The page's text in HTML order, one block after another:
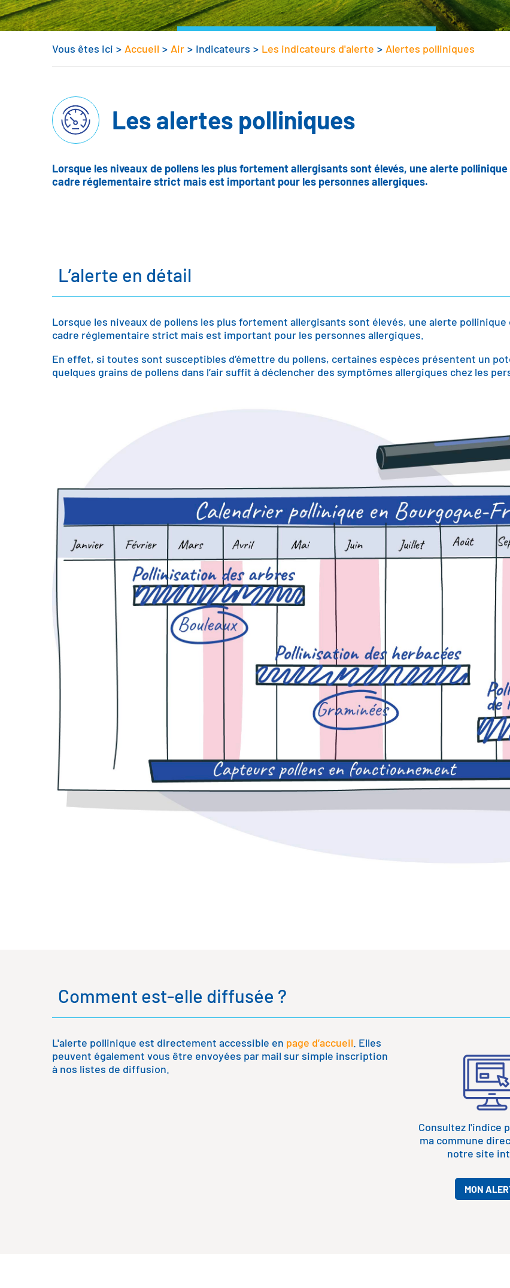
Vous êtes ici > Accueil > Air > Indicateurs > Les indicateurs d'alerte > Alertes polliniques
Les alertes polliniques
Lorsque les niveaux de pollens les plus fortement allergisants sont élevés, une alerte
cadre réglementaire strict mais est important pour les personnes allergiques.
L’alerte en détail
Lorsque les niveaux de pollens les plus fortement allergisants sont élevés, une alerte
cadre réglementaire strict mais est important pour les personnes allergiques.
En effet, si toutes sont susceptibles d’émettre du pollens, certaines espèces présentent un
quelques grains de pollens dans l’air suffit à déclencher des symptômes allergiques chez les
Comment est-elle diffusée ?
L'alerte pollinique est directement accessible en page d’accueil. Elles
peuvent également vous être envoyées par mail sur simple inscription
à nos listes de diffusion.
Consultez l'indice
ma commune
notre site
MON